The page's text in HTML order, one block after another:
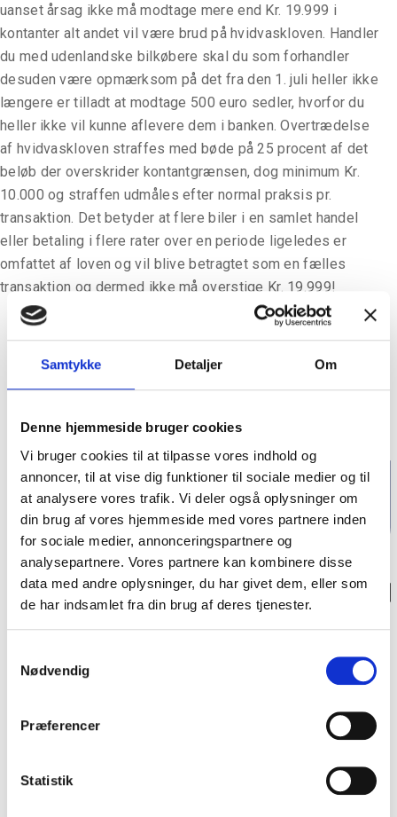
Samtykke Detaljer Om
Denne hjemmeside bruger cookies
Vi bruger cookies til at tilpasse vores indhold og
annoncer, til at vise dig funktioner til sociale medier og til
at analysere vores trafik. Vi deler også oplysninger om
din brug af vores hjemmeside med vores partnere inden
for sociale medier, annonceringspartnere og
analysepartnere. Vores partnere kan kombinere disse
data med andre oplysninger, du har givet dem, eller som
de har indsamlet fra din brug af deres tjenester.
Nødvendig
Præferencer
Statistik
uanset årsag ikke må modtage mere end Kr. 19.999 i
kontanter alt andet vil være brud på hvidvaskloven. Handler
du med udenlandske bilkøbere skal du som forhandler
desuden være opmærksom på det fra den 1. juli heller ikke
længere er tilladt at modtage 500 euro sedler, hvorfor du
heller ikke vil kunne aflevere dem i banken. Overtrædelse
af hvidvaskloven straffes med bøde på 25 procent af det
beløb der overskrider kontantgrænsen, dog minimum Kr.
10.000 og straffen udmåles efter normal praksis pr.
transaktion. Det betyder at flere biler i en samlet handel
eller betaling i flere rater over en periode ligeledes er
omfattet af loven og vil blive betragtet som en fælles
transaktion og dermed ikke må overstige Kr. 19.999!